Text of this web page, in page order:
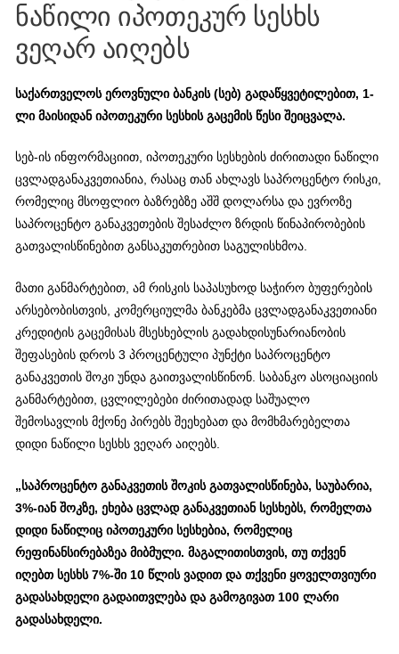
ნაწილი იპოთეკურ სესხს
ვეღარ აიღებს
საქართველოს ეროვნული ბანკის (სებ) გადაწყვეტილებით, 1-
ლი მაისიდან იპოთეკური სესხის გაცემის წესი შეიცვალა.
სებ-ის ინფორმაციით, იპოთეკური სესხების ძირითადი ნაწილი
ცვლადგანაკვეთიანია, რასაც თან ახლავს საპროცენტო რისკი,
რომელიც მსოფლიო ბაზრებზე აშშ დოლარსა და ევროზე
საპროცენტო განაკვეთების შესაძლო ზრდის წინაპირობების
გათვალისწინებით განსაკუთრებით საგულისხმოა.
მათი განმარტებით, ამ რისკის საპასუხოდ საჭირო ბუფერების
არსებობისთვის, კომერციულმა ბანკებმა ცვლადგანაკვეთიანი
კრედიტის გაცემისას მსესხებლის გადახდისუნარიანობის
შეფასების დროს 3 პროცენტული პუნქტი საპროცენტო
განაკვეთის შოკი უნდა გაითვალისწინონ. საბანკო ასოციაციის
განმარტებით, ცვლილებები ძირითადად საშუალო
შემოსავლის მქონე პირებს შეეხებათ და მომხმარებელთა
დიდი ნაწილი სესხს ვეღარ აიღებს.
„საპროცენტო განაკვეთის შოკის გათვალისწინება, საუბარია,
3%-იან შოკზე, ეხება ცვლად განაკვეთიან სესხებს, რომელთა
დიდი ნაწილიც იპოთეკური სესხებია, რომელიც
რეფინანსირებაზეა მიბმული. მაგალითისთვის, თუ თქვენ
იღებთ სესხს 7%-ში 10 წლის ვადით და თქვენი ყოველთვიური
გადასახდელი გადაითვლება და გამოგივათ 100 ლარი
გადასახდელი.